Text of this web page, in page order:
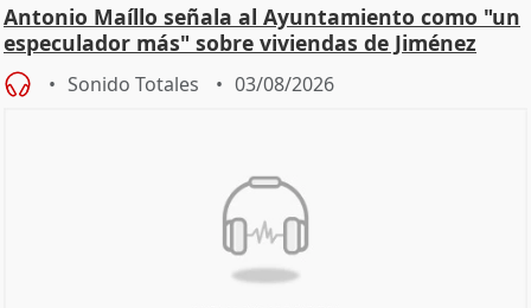
Antonio Maíllo señala al Ayuntamiento como "un
especulador más" sobre viviendas de Jiménez
Becerril
Sonido Totales 03/08/2026